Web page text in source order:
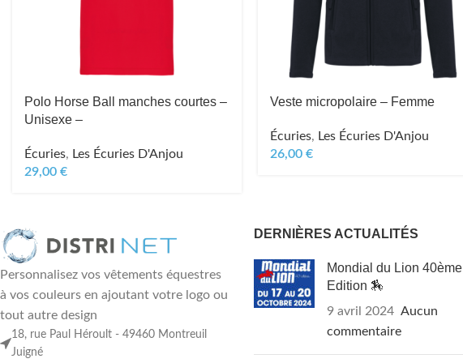
Polo Horse Ball manches courtes –
Unisexe –
Écuries, Les Écuries D'Anjou
29,00 €
Veste micropolaire – Femme
Écuries, Les Écuries D'Anjou
26,00 €
Personnalisez vos vêtements équestres
à vos couleurs en ajoutant votre logo ou
tout autre design
18, rue Paul Héroult - 49460 Montreuil
Juigné
DERNIÈRES ACTUALITÉS
Mondial du Lion 40ème
Edition 🏇
9 avril 2024 Aucun
commentaire